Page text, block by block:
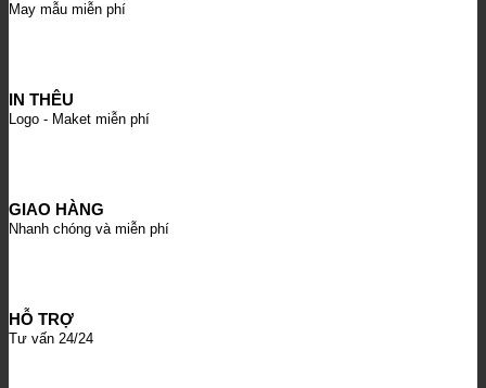
May mẫu miễn phí
IN THÊU
Logo - Maket miễn phí
GIAO HÀNG
Nhanh chóng và miễn phí
HỖ TRỢ
Tư vấn 24/24